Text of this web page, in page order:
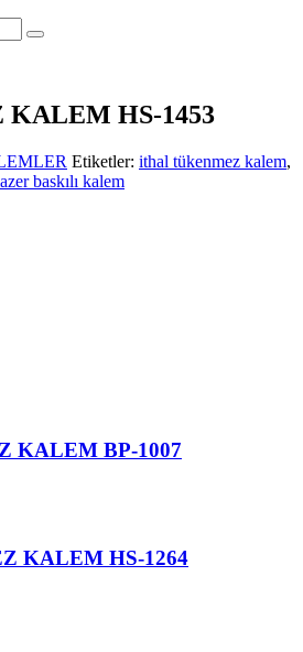
HS-1453
Etiketler: ithal tükenmez kalem,
baskılı kalem
KALEM BP-1007
KALEM HS-1264